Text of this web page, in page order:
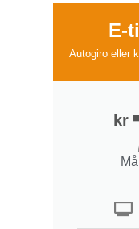
E-
Autogiro eller
kr